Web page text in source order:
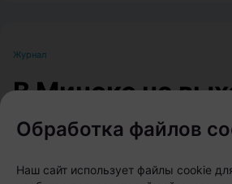
Журнал
В Минске на
пройдет
фестиваль для
Обработка файлов
Наш сайт использует файлы cookie